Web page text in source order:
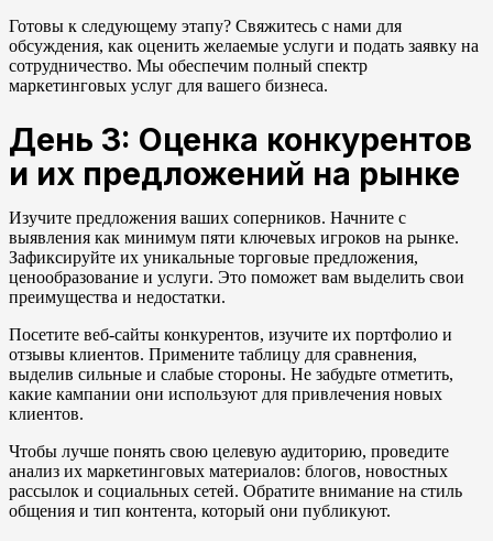
Готовы к следующему этапу? Свяжитесь с нами для
обсуждения, как оценить желаемые услуги и подать заявку на
сотрудничество. Мы обеспечим полный спектр
маркетинговых услуг для вашего бизнеса.
День 3: Оценка конкурентов
и их предложений на рынке
Изучите предложения ваших соперников. Начните с
выявления как минимум пяти ключевых игроков на рынке.
Зафиксируйте их уникальные торговые предложения,
ценообразование и услуги. Это поможет вам выделить свои
преимущества и недостатки.
Посетите веб-сайты конкурентов, изучите их портфолио и
отзывы клиентов. Примените таблицу для сравнения,
выделив сильные и слабые стороны. Не забудьте отметить,
какие кампании они используют для привлечения новых
клиентов.
Чтобы лучше понять свою целевую аудиторию, проведите
анализ их маркетинговых материалов: блогов, новостных
рассылок и социальных сетей. Обратите внимание на стиль
общения и тип контента, который они публикуют.